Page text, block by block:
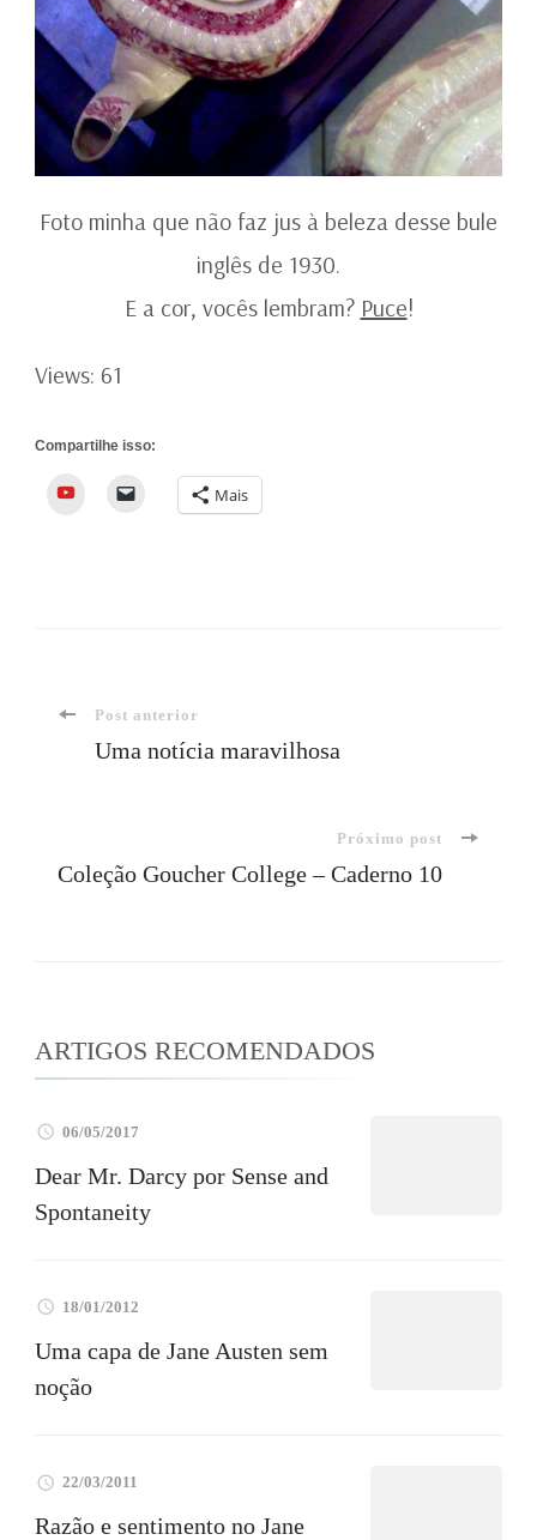
Foto minha que não faz jus à beleza desse bule
inglês de 1930.
E a cor, vocês lembram? Puce!
Views: 61
Compartilhe isso:
YouTube Mais
Navegação
post
Post anterior
Uma notícia maravilhosa
Próximo post
Coleção Goucher College – Caderno 10
ARTIGOS RECOMENDADOS
06/05/2017
Dear Mr. Darcy por Sense and
Spontaneity
18/01/2012
Uma capa de Jane Austen sem
noção
22/03/2011
Razão e sentimento no Jane